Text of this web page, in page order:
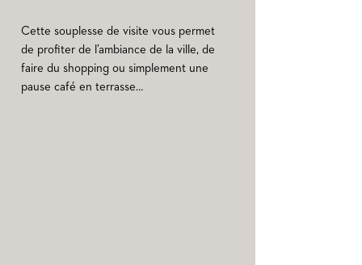
Cette souplesse de visite vous permet
de profiter de l’ambiance de la ville, de
faire du shopping ou simplement une
pause café en terrasse…